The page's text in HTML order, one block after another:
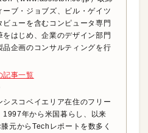
ーブ・ジョブズ、ビル・ゲイツ
ビューを含むコンピュータ専門
をはじめ、企業のデザイン部門
品企画のコンサルティングを行
記事一覧
シスコベイエリア在住のフリー
1997年から米国暮らし、以来
元からTechレポートを数多く